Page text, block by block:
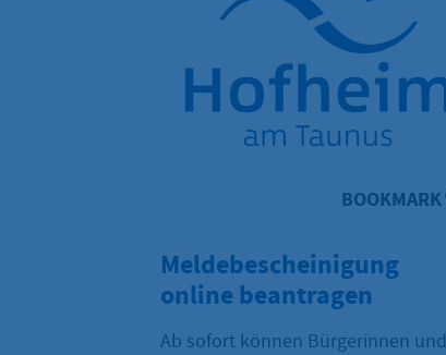
BOOKMARK
Meldebescheinigung
online beantragen
Ab sofort können Bürgerinnen und